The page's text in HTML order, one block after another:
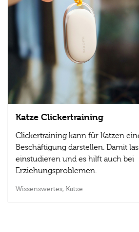
Katze Clickertraining
Clickertraining kann für Katzen
Beschäftigung darstellen. Damit
einstudieren und es hilft auch bei
Erziehungsproblemen.
Wissenswertes, Katze